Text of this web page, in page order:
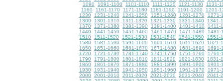
1090
1091-1100 1101-1110 1111-1120 1121-1130
1131-
1160
1161-1170 1171-1180 1181-1190 1191-1200
1201-
1230
1231-1240 1241-1250 1251-1260 1261-1270
1271-
1300
1301-1310 1311-1320 1321-1330 1331-1340
1341-
1370
1371-1380 1381-1390 1391-1400 1401-1410
1411-
1440
1441-1450 1451-1460 1461-1470 1471-1480
1481-
1510
1511-1520 1521-1530 1531-1540 1541-1550
1551-
1580
1581-1590 1591-1600 1601-1610 1611-1620
1621-
1650
1651-1660 1661-1670 1671-1680 1681-1690
1691-
1720
1721-1730 1731-1740 1741-1750 1751-1760
1761-
1790
1791-1800 1801-1810 1811-1820 1821-1830
1831-
1860
1861-1870 1871-1880 1881-1890 1891-1900
1901-
1930
1931-1940 1941-1950 1951-1960 1961-1970
1971-
2000
2001-2010 2011-2020 2021-2030 2031-2040
2041-